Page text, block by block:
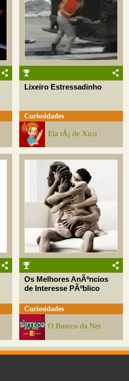
Lixeiro Estressadinho
Curiosidades
Ela tÃ¡ de Xico
Os Melhores AnÃºncios
de Interesse PÃºblico
Curiosidades
O Buteco da Net